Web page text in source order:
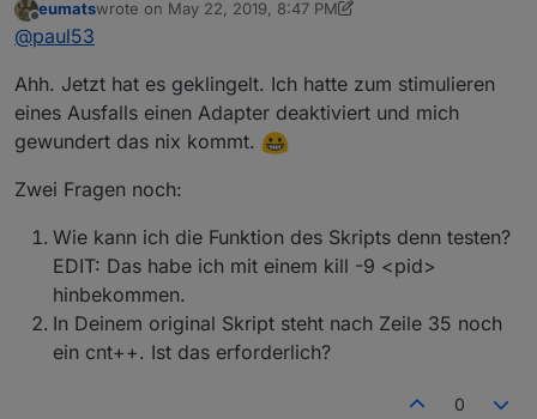
heißen?
Nein, eine Störung liegt nur vor, wenn die Instanz
freigegeben ist (laufen soll).
Offline
eumatswrote on May 22, 2019, 8:47 PM
last edited by eumatsMay 22, 2019, 11:07 PM
@paul53
Ahh. Jetzt hat es geklingelt. Ich hatte zum stimulieren
eines Ausfalls einen Adapter deaktiviert und mich
gewundert das nix kommt.
Zwei Fragen noch:
Wie kann ich die Funktion des Skripts denn testen?
EDIT: Das habe ich mit einem kill -9 <pid>
hinbekommen.
In Deinem original Skript steht nach Zeile 35 noch
ein cnt++. Ist das erforderlich?
0